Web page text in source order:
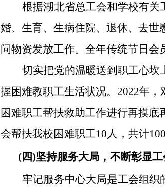
根据湖北省总工会和学校有
婚、生育、生病住院、退休、去
问物资发放工作。全年传统节日会
切实把党的温暖送到职工心
握困难教职工生活状况。 2022年，
困难职工帮扶救助工作进行再摸
会帮扶我校困难职工10人，共计
(四)坚持服务大局，不断彰显
牢记服务中心大局是工会组织